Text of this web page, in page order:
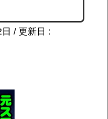
/ 更新日 :